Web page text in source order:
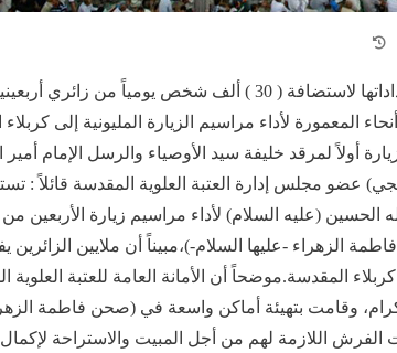
أعلنت العتبة العلوية المقدسة استعداداتها لاستضافة ( 30 ) ألف شخص
المعمورة لأداء مراسيم الزيارة المليونية إلى
أولاً لمرقد خليفة سيد الأوصياء والرسل الإمام
عضو مجلس إدارة العتبة العلوية المقدسة قائلاً :
الحسين (عليه السلام) لأداء مراسيم زيارة
الزهراء -عليها السلام-)،مبيناً أن ملايين الزائرين
المقدسة.موضحاً أن الأمانة العامة للعتبة
وقامت بتهيئة أماكن واسعة في (صحن فاطمة
وفّرت الفرش اللازمة لهم من أجل المبيت والاستراحة